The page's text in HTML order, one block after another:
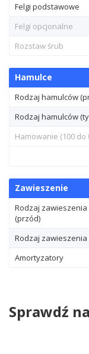
Felgi podstawowe
Felgi opcjonalne
Rozstaw śrub
Hamulce
Rodzaj hamulców
Rodzaj hamulców
Hamowanie (100 do
Zawieszenie
Rodzaj zawieszenia
(przód)
Rodzaj zawieszenia
Amortyzatory
Sprawdź